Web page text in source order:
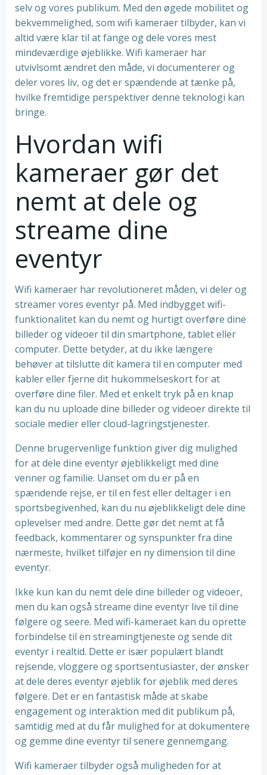
selv og vores publikum. Med den øgede mobilitet og
bekvemmelighed, som wifi kameraer tilbyder, kan vi
altid være klar til at fange og dele vores mest
mindeværdige øjeblikke. Wifi kameraer har
utvivlsomt ændret den måde, vi documenterer og
deler vores liv, og det er spændende at tænke på,
hvilke fremtidige perspektiver denne teknologi kan
bringe.
Hvordan wifi
kameraer gør det
nemt at dele og
streame dine
eventyr
Wifi kameraer har revolutioneret måden, vi deler og
streamer vores eventyr på. Med indbygget wifi-
funktionalitet kan du nemt og hurtigt overføre dine
billeder og videoer til din smartphone, tablet eller
computer. Dette betyder, at du ikke længere
behøver at tilslutte dit kamera til en computer med
kabler eller fjerne dit hukommelseskort for at
overføre dine filer. Med et enkelt tryk på en knap
kan du nu uploade dine billeder og videoer direkte til
sociale medier eller cloud-lagringstjenester.
Denne brugervenlige funktion giver dig mulighed
for at dele dine eventyr øjeblikkeligt med dine
venner og familie. Uanset om du er på en
spændende rejse, er til en fest eller deltager i en
sportsbegivenhed, kan du nu øjeblikkeligt dele dine
oplevelser med andre. Dette gør det nemt at få
feedback, kommentarer og synspunkter fra dine
nærmeste, hvilket tilføjer en ny dimension til dine
eventyr.
Ikke kun kan du nemt dele dine billeder og videoer,
men du kan også streame dine eventyr live til dine
følgere og seere. Med wifi-kameraet kan du oprette
forbindelse til en streamingtjeneste og sende dit
eventyr i realtid. Dette er især populært blandt
rejsende, vloggere og sportsentusiaster, der ønsker
at dele deres eventyr øjeblik for øjeblik med deres
følgere. Det er en fantastisk måde at skabe
engagement og interaktion med dit publikum på,
samtidig med at du får mulighed for at dokumentere
og gemme dine eventyr til senere gennemgang.
Wifi kameraer tilbyder også muligheden for at